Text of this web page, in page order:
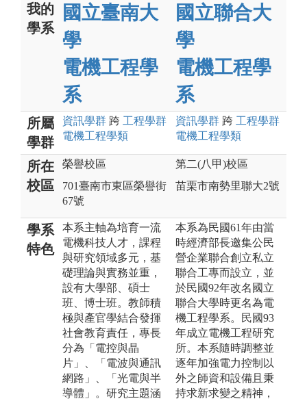
我的
學系
國立臺南大
學
電機工程學
系
國立聯合大
學
電機工程學
系
所屬
學群
資訊學群 跨 工程學群
電機工程學類
資訊學群 跨 工程學群
電機工程學類
所在
校區
榮譽校區
701臺南市東區榮譽街
67號
第二(八甲)校區
苗栗市南勢里聯大2號
學系
特色
本系主軸為培育一流
電機科技人才，課程
與研究領域多元，基
礎理論與實務並重，
設有大學部、碩士
班、博士班。教師積
極與產官學結合發揮
社會教育責任，專長
分為「電控與晶
片」、「電波與通訊
網路」、「光電與半
導體」。研究主題涵
本系為民國61年由當
時經濟部長邀集公民
營企業聯合創立私立
聯合工專而設立，並
於民國92年改名國立
聯合大學時更名為電
機工程學系。民國93
年成立電機工程研究
所。本系隨時調整並
逐年加強電力控制以
外之師資和設備且秉
持求新求變之精神，